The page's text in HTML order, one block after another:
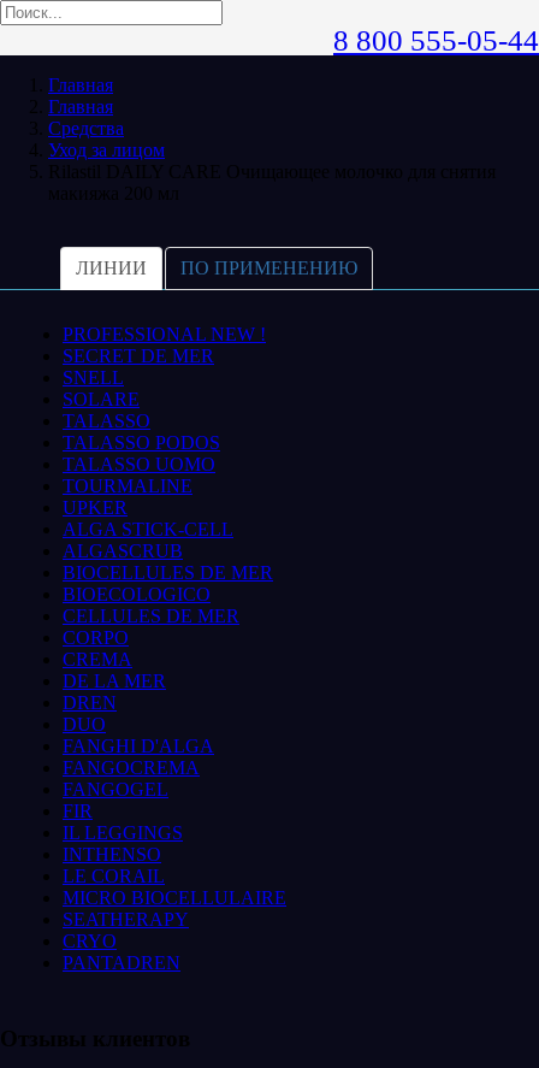
8 800 555-05-44
Главная
Главная
Средства
Уход за лицом
Rilastil DAILY CARE Очищающее молочко для снятия
макияжа 200 мл
ЛИНИИ ПО ПРИМЕНЕНИЮ
PROFESSIONAL NEW !
SECRET DE MER
SNELL
SOLARE
TALASSO
TALASSO PODOS
TALASSO UOMO
TOURMALINE
UPKER
ALGA STICK-CELL
ALGASCRUB
BIOCELLULES DE MER
BIOECOLOGICO
CELLULES DE MER
CORPO
CREMA
DE LA MER
DREN
DUO
FANGHI D'ALGA
FANGOCREMA
FANGOGEL
FIR
IL LEGGINGS
INTHENSO
LE CORAIL
MICRO BIOCELLULAIRE
SEATHERAPY
CRYO
PANTADREN
Отзывы клиентов